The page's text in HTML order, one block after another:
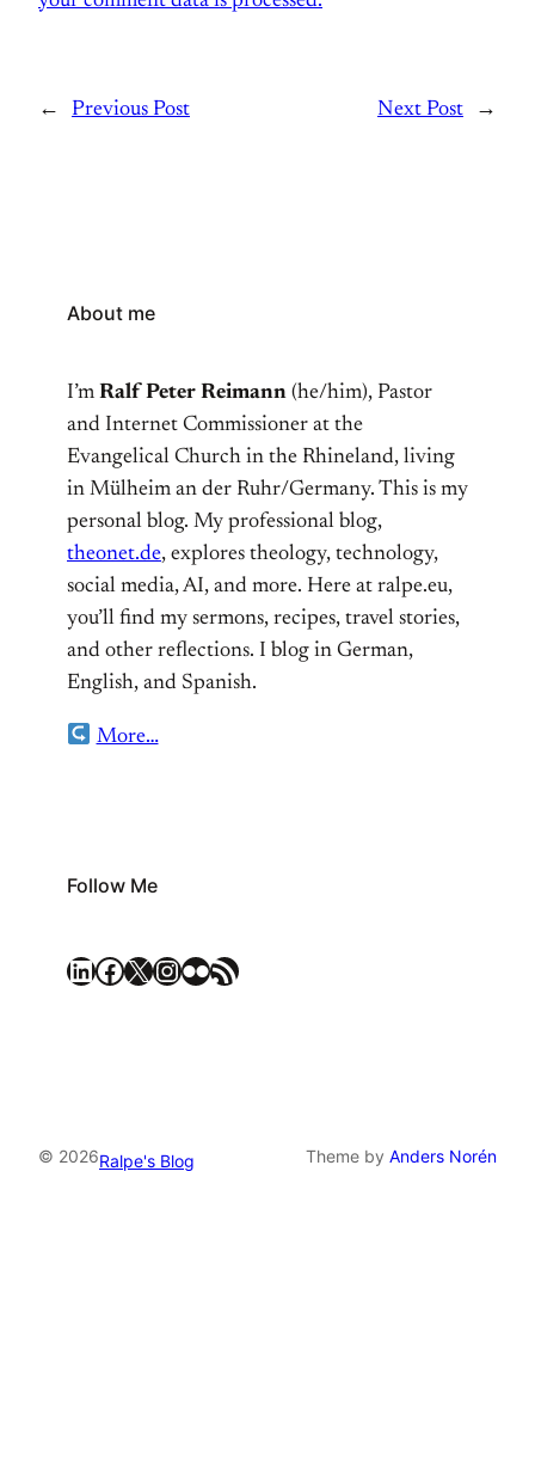
← Previous Post Next Post →
About me
I’m Ralf Peter Reimann (he/him), Pastor
and Internet Commissioner at the
Evangelical Church in the Rhineland, living
in Mülheim an der Ruhr/Germany. This is my
personal blog. My professional blog,
theonet.de, explores theology, technology,
social media, AI, and more. Here at ralpe.eu,
you’ll find my sermons, recipes, travel stories,
and other reflections. I blog in German,
English, and Spanish.
More…
Follow Me
LinkedIn Facebook X Instagram Flickr RSS Feed
© 2026Ralpe's Blog Theme by Anders Norén